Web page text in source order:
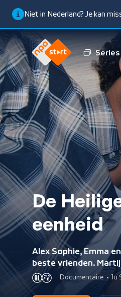
Niet in Nederland? Je kan
Series
De
eenheid
Alex Sophie, Emma
beste vrienden.
tijdens de zomer van
een liefdevol portret
Documentaire • 1u